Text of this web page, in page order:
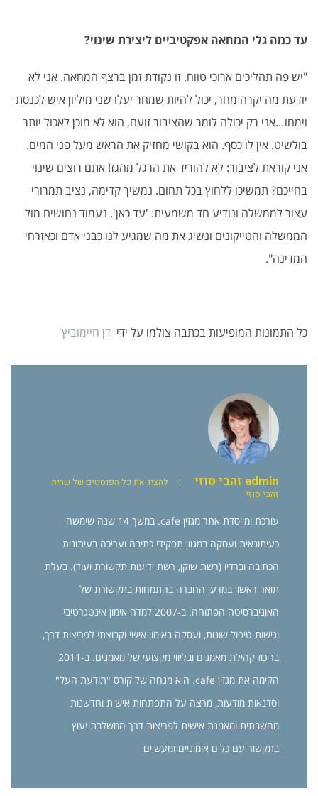
עד כמה גלי המחאה אפקטיביים ליצירת שינוי?
"יש פה תהליכים ארוכי טווח. זו נקודת זמן ברצף המחאה. אני לא
יודעת מה יקרה מחר, יכול להיות שמחר יעלו שני מיליון איש לכנסת
וימחו…אני רק יכולה לומר שהציבור זועם, הוא לא מוכן לאכול יותר
בולשיט. אין לו כסף. הוא בקושי מחזיק את הראש מעל פני המים.
אני קוראת לציבור: לא להוריד את הרגל מהגז! אתם רוצים שינוי
בחייכם? תמשיכו ללחוץ בכל תחום. נמשיך קדימה, נציב תמרורי
עצור לממשלה ונודיע חד משמעית: 'עד כאן'. נעמוד נחושים מול
הממשלה והטייקונים ונשיג את מה שמגיע לנו כבני אדם וכאזרחי
המדינה".
כל התמונות המופיעות בכתבה צולמו על ידי דן חיימוביץ'
admin זהבי סוזי |
להציג את כל הפוסטים של שרית
זהבי סוזי
עורכת ומייסדת אתר מגזין cafe. במשך 14 שנה שימשה
כעיתונאית ועסקה במגוון תפקידי כתיבה ועריכה בעיתונות
הכתובה וברדיו (רשת שוקן, רשת ידיעות תקשורת ועוד). בעלת
תואר ראשון במדעי החברה בהתמחות בתקשורת של
האוניברסיטה הפתוחה. ב-2007 למדה אימון אינטגרטיבי
וגישות טיפול שונות, ועסקה באימון אישי וקבוצתי לפריצות דרך,
בריכוז קהילת מאמנים ובליווי מקצועי של מאמנים. ב-2011
הקימה את מגזין cafe. היא מנחה של קורס "תודעת העל"
וסדנאות מודעות, מרצה על התפתחות אישית וחדשנות
מחשבתית ומאמנת אישית לפריצות דרך המשלבת יעוץ
בתקשור עם כלים אימוניים ומעשיים